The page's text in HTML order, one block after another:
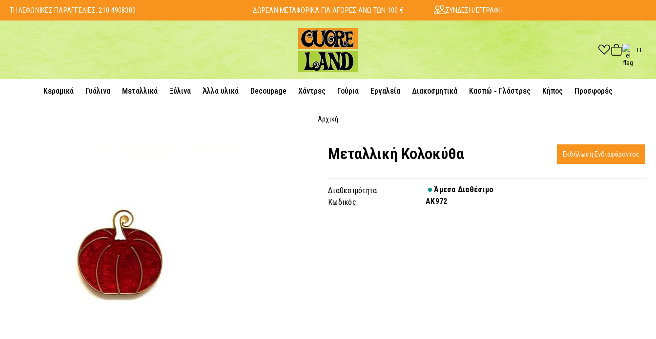
ΤΗΛΕΦΩΝΙΚΕΣ ΠΑΡΑΓΓΕΛΙΕΣ:210 4908383 ΔΩΡΕΑΝ ΜΕΤΑΦΟΡΙΚΑ ΓΙΑ ΑΓΟΡΕΣ ΑΝΩ ΤΩΝ 100 € ΣΥΝΔΕΣΗ/ΕΓΓΡΑΦΗ
EL
Κεραμικά Γυάλινα Μεταλλικά Ξύλινα Άλλα υλικά Decoupage Χάντρες Γούρια Εργαλεία Διακοσμητικά Κασπώ - Γλάστρες Κήπος Προσφορές
Αρχική
Μεταλλική Κολοκύθα
Διαθεσιμότητα :
Άμεσα Διαθέσιμο
Κωδικός:
AK972
Εκδήλωση Ενδιαφέροντος